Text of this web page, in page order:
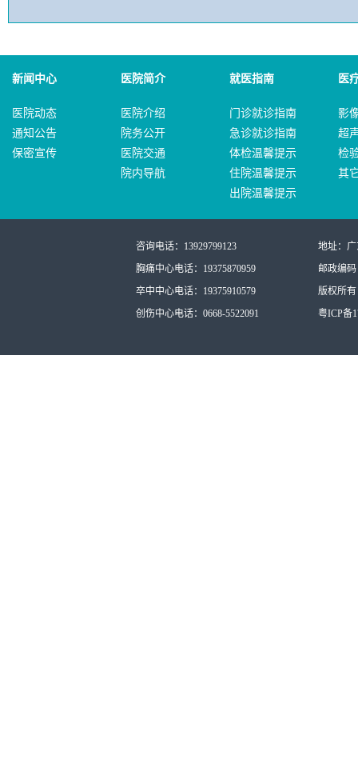
新闻中心 医院简介 就医指南 医
医院动态
通知公告
保密宣传
医院介绍
院务公开
医院交通
院内导航
门诊就诊指南
急诊就诊指南
体检温馨提示
住院温馨提示
出院温馨提示
影
超
检
其
咨询电话：13929799123
胸痛中心电话：19375870959
卒中中心电话：19375910579
创伤中心电话：0668-5522091
地址：
邮政编码
版权所
粤ICP备